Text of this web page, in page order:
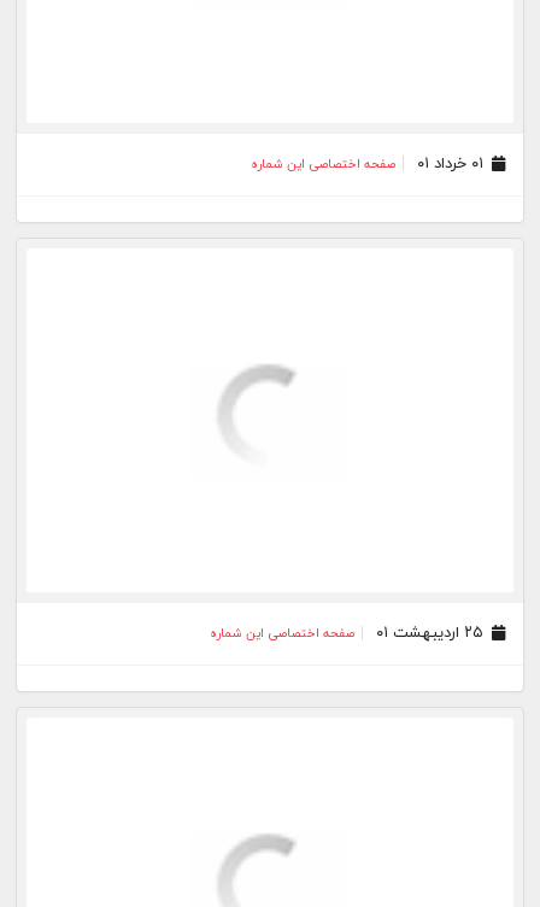
صفحه اختصاصی این شماره
صفحه اختصاصی این شماره